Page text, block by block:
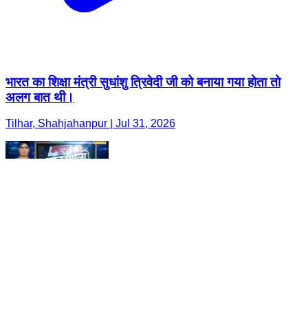
भारत का शिक्षा मंत्री सुधांशु त्रिवेदी जी को बनाया गया होता तो
अलग बात थी।
Tilhar, Shahjahanpur | Jul 31, 2026